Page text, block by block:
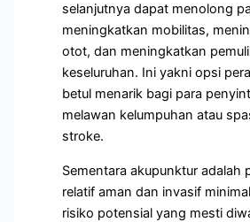
selanjutnya dapat menolong
meningkatkan mobilitas,
otot, dan meningkatkan
keseluruhan. Ini yakni opsi
betul menarik bagi para
melawan kelumpuhan atau
stroke.
Sementara akupunktur adalah
relatif aman dan invasif
risiko potensial yang mesti